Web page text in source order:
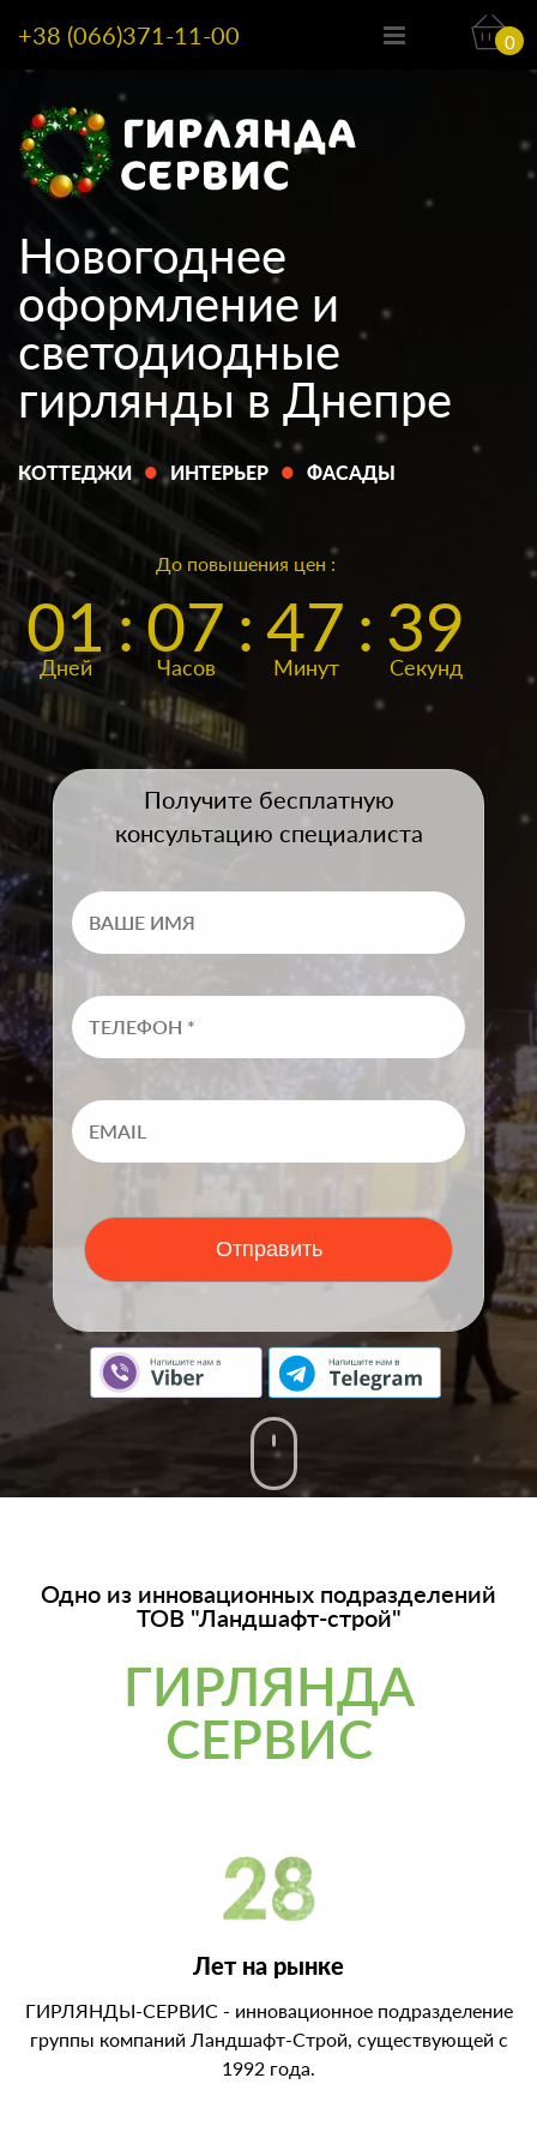
+38 (066)371-11-00 0
Новогоднее
оформление и
светодиодные
гирлянды в Днепре
КОТТЕДЖИ • ИНТЕРЬЕР • ФАСАДЫ
До повышения цен :
01
Дней
: 07
Часов
:47
Минут
: 36
Секунд
Получите бесплатную
консультацию специалиста
Отправить
Одно из инновационных подразделений
ТОВ "Ландшафт-строй"
ГИРЛЯНДА
СЕРВИС
Лет на рынке
ГИРЛЯНДЫ-СЕРВИС - инновационное подразделение
группы компаний Ландшафт-Строй, существующей с
1992 года.